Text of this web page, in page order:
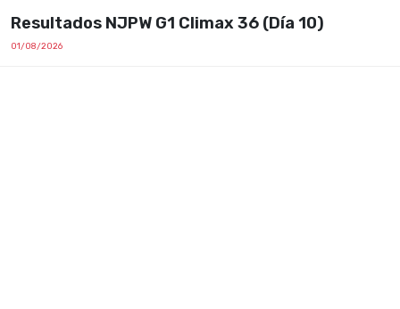
Resultados NJPW G1 Climax 36 (Día 10)
01/08/2026